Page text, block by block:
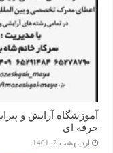
آموزشگاه آرایش و
حرفه ای
اردیبهشت 2, 1401